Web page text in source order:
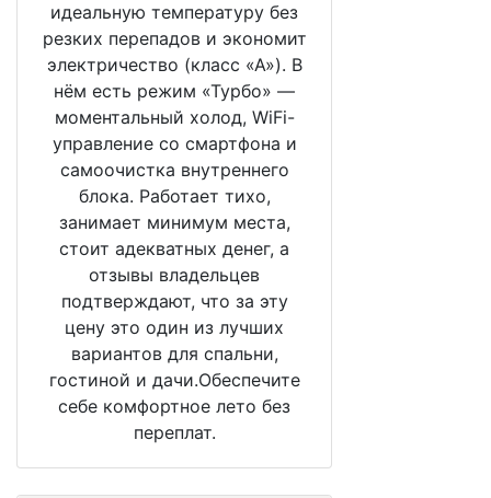
идеальную температуру без
резких перепадов и экономит
электричество (класс «А»). В
нём есть режим «Турбо» —
моментальный холод, WiFi-
управление со смартфона и
самоочистка внутреннего
блока. Работает тихо,
занимает минимум места,
стоит адекватных денег, а
отзывы владельцев
подтверждают, что за эту
цену это один из лучших
вариантов для спальни,
гостиной и дачи.Обеспечите
себе комфортное лето без
переплат.